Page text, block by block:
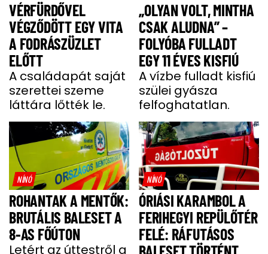
VÉRFÜRDŐVEL
VÉGZŐDÖTT EGY VITA
A FODRÁSZÜZLET
ELŐTT
A családapát saját
szerettei szeme
láttára lőtték le.
„OLYAN VOLT, MINTHA
CSAK ALUDNA” –
FOLYÓBA FULLADT
EGY 11 ÉVES KISFIÚ
A vízbe fulladt kisfiú
szülei gyásza
felfoghatatlan.
NÍNÓ
ROHANTAK A MENTŐK:
BRUTÁLIS BALESET A
8-AS FŐÚTON
Letért az úttestről a
NÍNÓ
ÓRIÁSI KARAMBOL A
FERIHEGYI REPÜLŐTÉR
FELÉ: RÁFUTÁSOS